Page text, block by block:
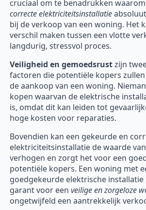
cruciaal om te benadrukken
correcte elektriciteitsinstallatie
bij de verkoop van een woning. Het
verschil maken tussen een vlotte
langdurig, stressvol proces.
Veiligheid en gemoedsrustzijn
factoren die potentiële kopers
de aankoop van een woning.
kopen waarvan de elektrische
is, omdat dit kan leiden tot
hoge kosten voor reparaties.
Bovendien kan een gekeurde en
elektriciteitsinstallatie de waarde
verhogen en zorgt het voor een
potentiële kopers. Een woning met
goedgekeurde elektrische
garant voor een veilige en zorgeloze
ongetwijfeld een aantrekkelijk